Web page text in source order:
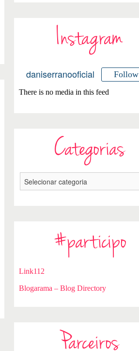
Instagram
daniserranooficial Follow
There is no media in this feed
Categorias
#participo
Link112
Blogarama – Blog Directory
Parceiros